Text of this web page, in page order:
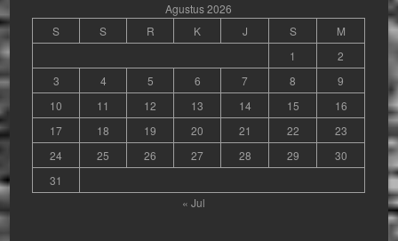
Agustus 2026
S
S R K J S
M
1
2
3
4 5 6 7 8
9
10
11 12 13 14 15
16
17
18 19 20 21 22
23
24
25 26 27 28 29
30
31
« Jul